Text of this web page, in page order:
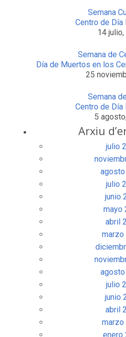
Semana
Centro de Día
14
Semana de
Día de Muertos en los
25
Semana
Centro de Día
5
Arxiu
julio
julio
junio
mayo
abril
marzo
julio
junio
abril
marzo
enero